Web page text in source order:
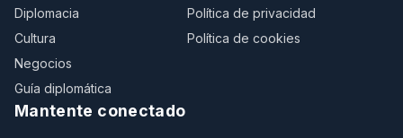
Diplomacia
Cultura
Negocios
Guía diplomática
Política de privacidad
Política de cookies
Mantente conectado